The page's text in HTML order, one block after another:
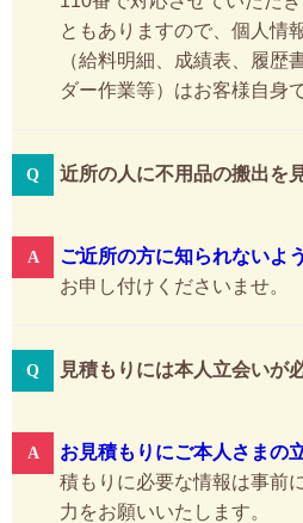
ともありますので、個人情
（給料明細、成績表、履歴
ダー作業等）はお客様自身
近所の人に不用品の搬出を
ご近所の方に知られないよ
お申し付けくださいませ。
見積もりには本人立会いが
お見積もりにご本人さまの
積もりに必要な情報は事前
力をお願いいたします。